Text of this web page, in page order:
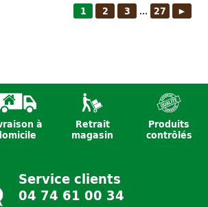
1 2 3 ... 27 ►
à Retrait
magasin
Produits
contrôlés
Service clients
04 74 61 00 34